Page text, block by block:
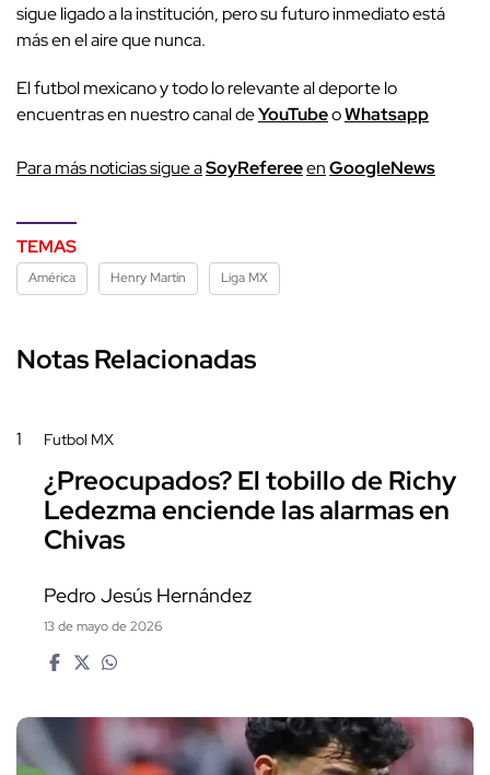
sigue ligado a la institución, pero su futuro inmediato está
más en el aire que nunca.
El futbol mexicano y todo lo relevante al deporte lo
encuentras en nuestro canal deYouTubeoWhatsapp
Para más noticias sigue aSoyRefereeenGoogleNews
TEMAS
América Henry Martín Liga MX
Notas Relacionadas
1 Futbol MX
¿Preocupados? El tobillo de Richy
Ledezma enciende las alarmas en
Chivas
Pedro Jesús Hernández
13 de mayo de 2026